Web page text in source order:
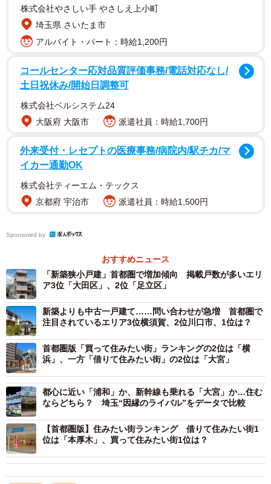
首都圏の「新築狭小戸建」掲載数（提供画像）
良さと生活利便性を考慮し、やや狭くても敷地を有効活用
＝三階建てにすることによって延床面積を増やし居住快適
調査の結果、同サービスに掲載された首都圏の「新築狭小
戸建」は、2020年の「1011戸」から、2025年では「2815
戸」となり、2.8倍に増加していることがわかりました。
株式会社やさしい手 やさしえ上小町
埼玉県 さいたま市
アルバイト・パート：時給1,200円
コールセンター応対品質評価事務/電話対応なし/
土日祝休み/開始日調整可
株式会社ベルシステム24
大阪府 大阪市
派遣社員：時給1,700円
外来受付・レセプトの医療事務/病院内/駅チカ/マ
イカー通勤OK
株式会社ティーエム・テックス
京都府 宇治市
派遣社員：時給1,500円
Sponsored by
おすすめニュース
「新築狭小戸建」首都圏で増加傾向 掲載戸数が多いエリ
ア3位「大田区」、2位「足立区」
新築よりも中古一戸建て……問い合わせが急増 首都圏で
注目されているエリア3位横須賀、2位川口市、1位は？
首都圏版「買って住みたい街」ランキングの2位は「横
浜」、一方「借りて住みたい街」の2位は「大宮」
都心に近い「浦和」か、新幹線も乗れる「大宮」か…住む
ならどちら？ 埼玉“因縁のライバル”をデータで比較
【首都圏版】住みたい街ランキング 借りて住みたい街1
位は「本厚木」、買って住みたい街1位は？